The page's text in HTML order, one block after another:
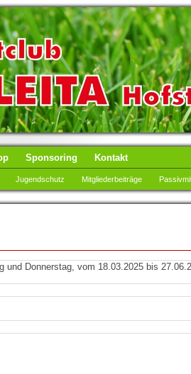
Sponsoring Kontakt
Jugendschutz Mitgliederbeiträge
und Donnerstag, vom 18.03.2025 bis